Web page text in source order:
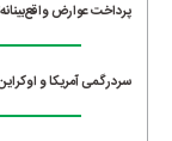
پرداخت عوارض
سردرگمی آمریکا و